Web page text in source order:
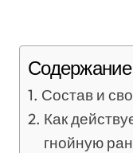
Содержание
Состав и
Как
гнойную